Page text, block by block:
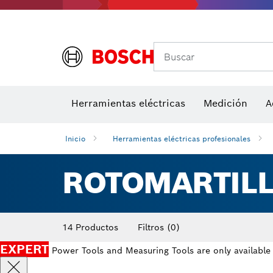
Buscar
Herramientas eléctricas Medición
Inicio Herramientas eléctricas profesionales
14 Productos Filtros (0)
EXPERT Power Tools and Measuring Tools are only